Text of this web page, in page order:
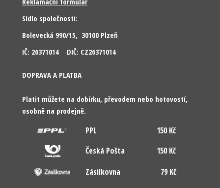
Sídlo společnosti:
Bolevecká 990/15, 30100 Plzeň
IČ: 26371014 DIČ: CZ26371014
DOPRAVA A PLATBA
Platit můžete na dobírku, převodem nebo hotovostí,
osobně na prodejně.
PPL
150 Kč
Česká Pošta
150 Kč
Zásilkovna
79 Kč